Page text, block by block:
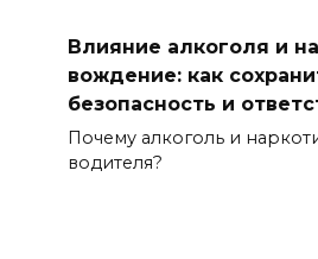
Влияние алкоголя и
вождение: как
безопасность и
Почему алкоголь и
водителя?